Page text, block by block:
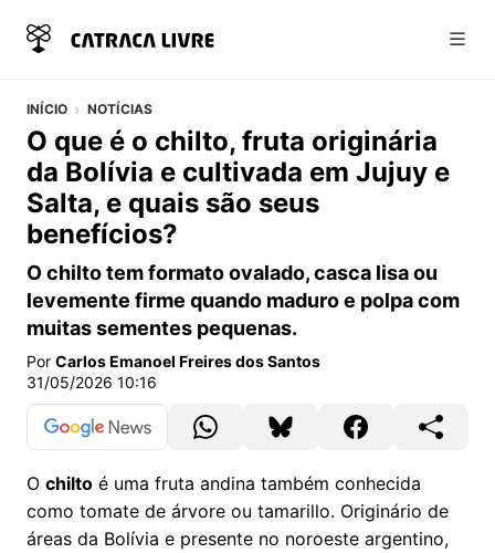
INÍCIO NOTÍCIAS
O que é o chilto, fruta originária
da Bolívia e cultivada em Jujuy e
Salta, e quais são seus
benefícios?
O chilto tem formato ovalado, casca lisa ou
levemente firme quando maduro e polpa com
muitas sementes pequenas.
Por Carlos Emanoel Freires dos Santos
31/05/2026 10:16
O chilto é uma fruta andina também conhecida
como tomate de árvore ou tamarillo. Originário de
áreas da Bolívia e presente no noroeste argentino,